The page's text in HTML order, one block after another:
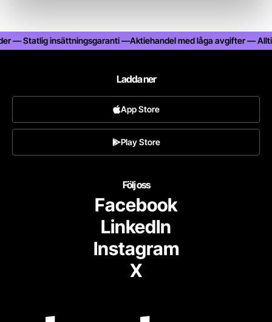
— Statlig insättningsgaranti —Aktiehandel med låga avgifter —
Ladda ner
App Store
Play Store
Följ oss
Facebook
LinkedIn
Instagram
X